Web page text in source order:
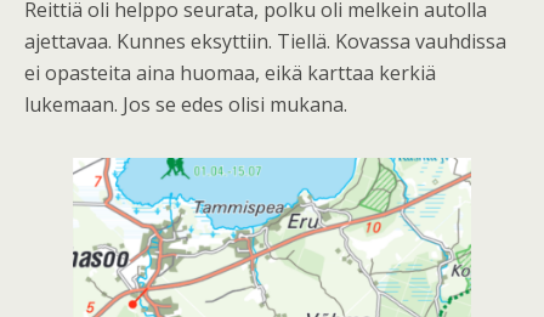
Reittiä oli helppo seurata, polku oli melkein autolla
ajettavaa. Kunnes eksyttiin. Tiellä. Kovassa vauhdissa
ei opasteita aina huomaa, eikä karttaa kerkiä
lukemaan. Jos se edes olisi mukana.